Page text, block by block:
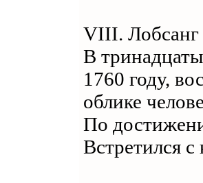
VIII.
В
1760 году,
облике
По
Встретился